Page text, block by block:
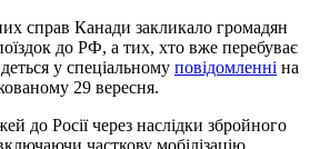
справ Канади закликало громадян
до РФ, а тих, хто вже перебуває
у спеціальному повідомленні на
29 вересня.
до Росії через наслідки збройного
часткову мобілізацію,